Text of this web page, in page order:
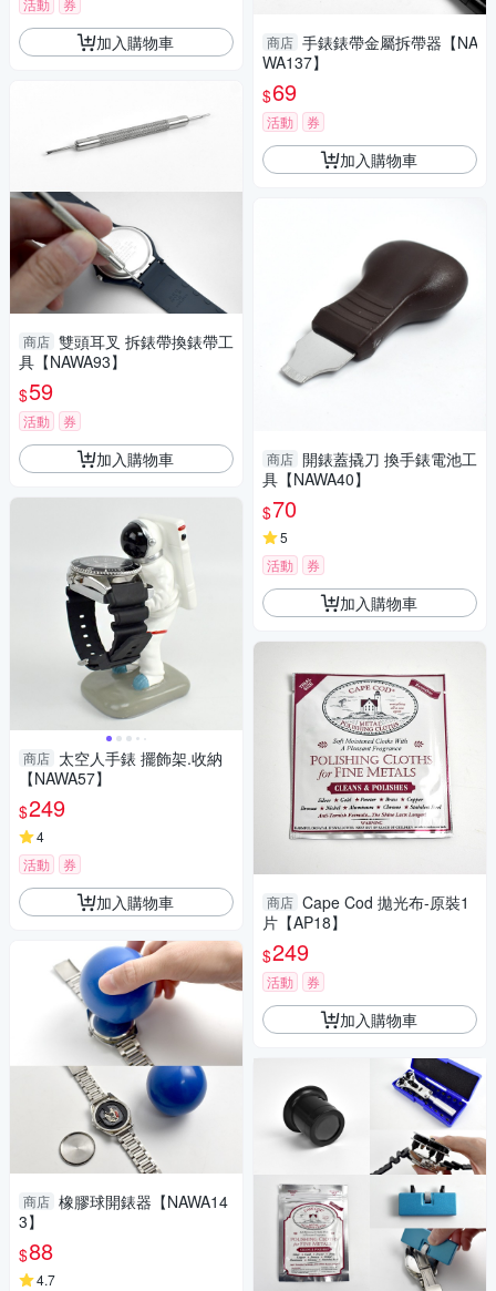
活動 券
加入購物車
商店 雙頭耳叉 拆錶帶換錶帶工
具【NAWA93】
$59
活動 券
加入購物車
商店 太空人手錶 擺飾架.收納
【NAWA57】
$249
4
活動
券
加入購物車
商店 橡膠球開錶器【NAWA14
3】
$88
4.7
商店 手錶錶帶金屬拆帶器【NA
WA137】
$69
活動 券
加入購物車
商店 開錶蓋撬刀 換手錶電池工
具【NAWA40】
$70
5
活動
券
加入購物車
商店 Cape Cod 拋光布-原裝1
片【AP18】
$249
活動 券
加入購物車